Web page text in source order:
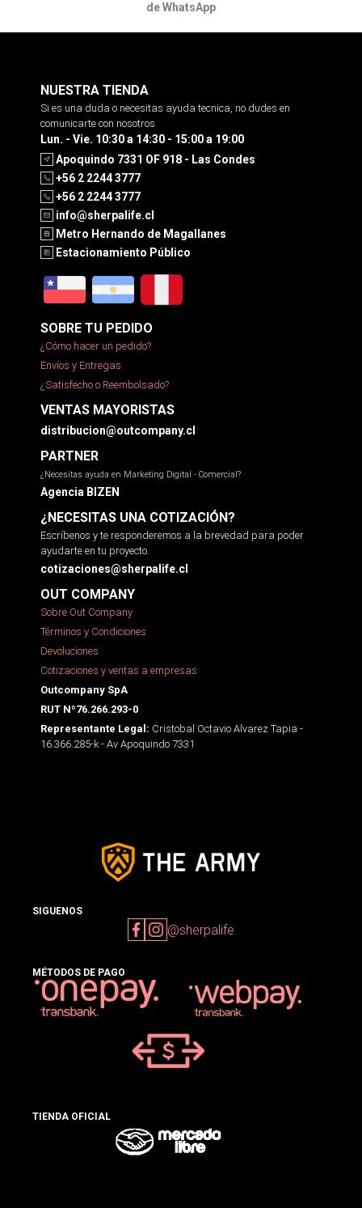
de WhatsApp
NUESTRA TIENDA
Si es una duda o necesitas ayuda tecnica, no dudes en
comunicarte con nosotros
Lun. - Vie. 10:30 a 14:30 - 15:00 a 19:00
Apoquindo 7331 OF 918 - Las Condes
+56 2 2244 3777
+56 2 2244 3777
info@sherpalife.cl
Metro Hernando de Magallanes
Estacionamiento Público
SOBRE TU PEDIDO
¿Cómo hacer un pedido?
Envíos y Entregas
¿Satisfecho o Reembolsado?
VENTAS MAYORISTAS
distribucion@outcompany.cl
PARTNER
¿Necesitas ayuda en Marketing Digital - Comercial?
Agencia BIZEN
¿NECESITAS UNA COTIZACIÓN?
Escríbenos y te responderemos a la brevedad para poder
ayudarte en tu proyecto.
cotizaciones@sherpalife.cl
OUT COMPANY
Sobre Out Company
Términos y Condiciones
Devoluciones
Cotizaciones y ventas a empresas
Outcompany SpA
RUT Nº76.266.293-0
Representante Legal: Cristobal Octavio Alvarez Tapia -
16.366.285-k - Av Apoquindo 7331
SIGUENOS
@sherpalife
MÉTODOS DE PAGO
TIENDA OFICIAL